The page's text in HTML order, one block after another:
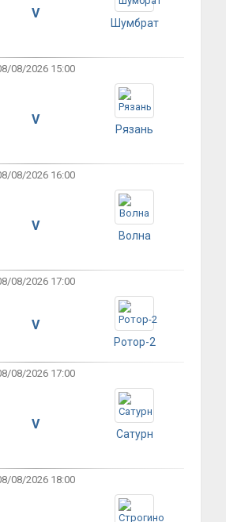
V
Шумбрат
08/2026 15:00
V
Рязань
08/2026 16:00
V
Волна
08/2026 17:00
V
Ротор-2
08/2026 17:00
V
Сатурн
08/2026 18:00